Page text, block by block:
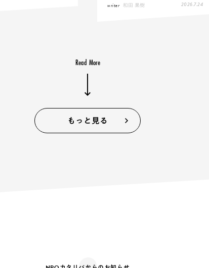
writer
和田 果樹 2026.7.24
Read More
もっと見る